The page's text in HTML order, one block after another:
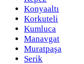
Konyaaltı
Korkuteli
Kumluca
Manavgat
Muratpaşa
Serik